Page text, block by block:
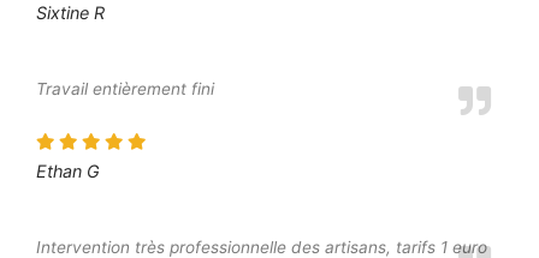
Sixtine R
Travail entièrement fini
Ethan G
Intervention très professionnelle des artisans, tarifs 1 euro